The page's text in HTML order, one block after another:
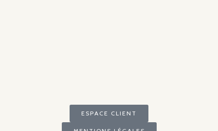
ESPACE CLIENT